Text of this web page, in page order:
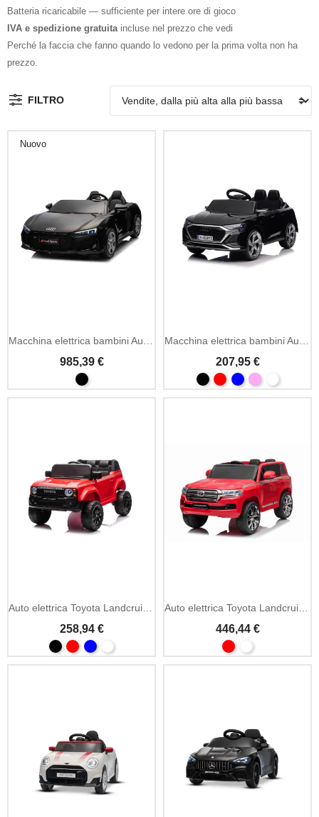
Batteria ricaricabile — sufficiente per intere ore di gioco
IVA e spedizione gratuita incluse nel prezzo che vedi
Perché la faccia che fanno quando lo vedono per la prima volta non ha
prezzo.
FILTRO
Nuovo
985,39 € 207,95 €
258,94 € 446,44 €